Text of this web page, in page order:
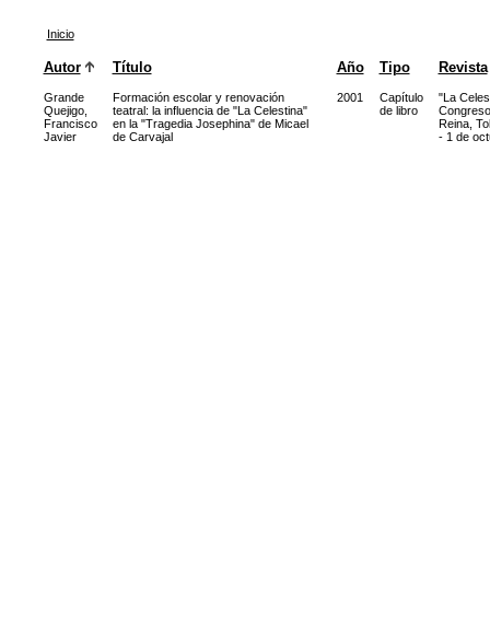
Inicio
Autor Título Año Tipo Revista
Grande
Quejigo,
Francisco
Javier
Formación escolar y renovación
teatral: la influencia de "La Celestina"
en la "Tragedia Josephina" de Micael
de Carvajal
2001
Capítulo
de libro
"La
Reina,
- 1 de